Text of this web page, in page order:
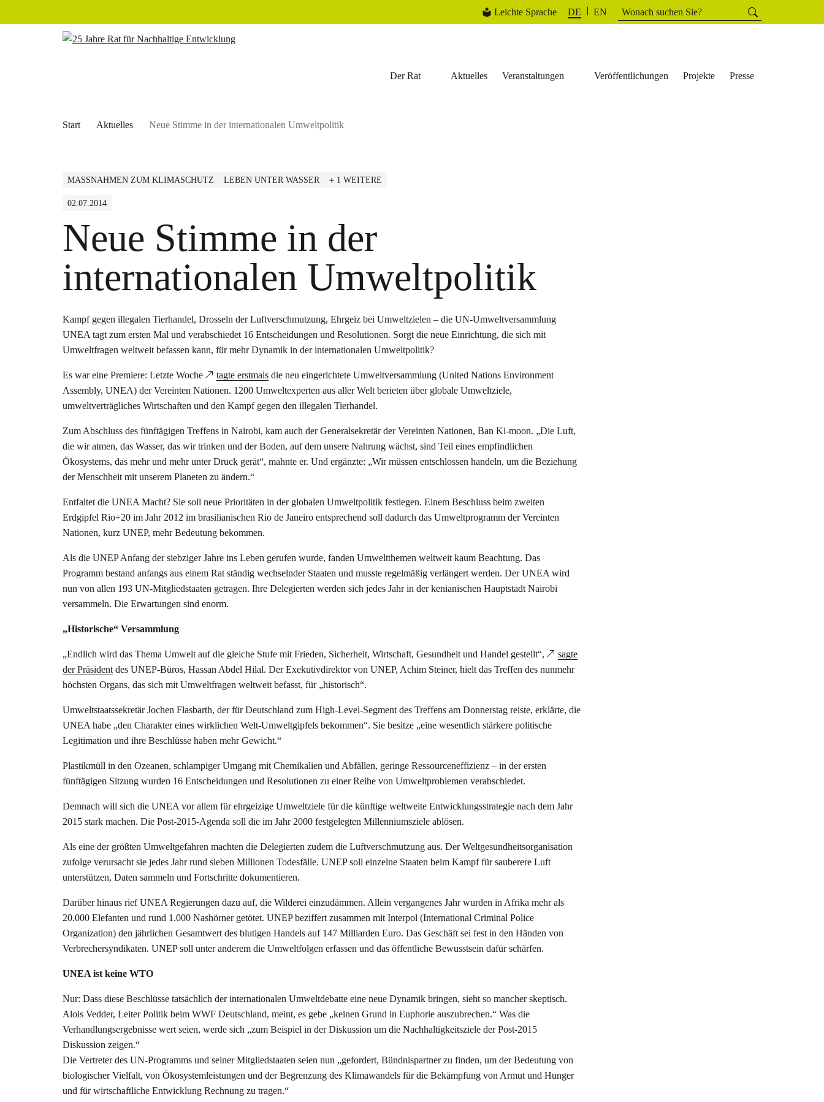
Suchen
nach:
Suchen
DE EN
Leichte Sprache
Der Rat Aktuelles Veranstaltungen Veröffentlichungen Projekte Presse
Start Aktuelles Neue Stimme in der internationalen Umweltpolitik
MASSNAHMEN ZUM KLIMASCHUTZ LEBEN UNTER WASSER 1 WEITERE
02.07.2014
Neue Stimme in der
internationalen Umweltpolitik
Kampf gegen illegalen Tierhandel, Drosseln der Luftverschmutzung, Ehrgeiz bei Umweltzielen – die UN-Umweltversammlung
UNEA tagt zum ersten Mal und verabschiedet 16 Entscheidungen und Resolutionen. Sorgt die neue Einrichtung, die sich mit
Umweltfragen weltweit befassen kann, für mehr Dynamik in der internationalen Umweltpolitik?
Es war eine Premiere: Letzte Woche tagte erstmals die neu eingerichtete Umweltversammlung (United Nations Environment
Assembly, UNEA) der Vereinten Nationen. 1200 Umweltexperten aus aller Welt berieten über globale Umweltziele,
umweltverträgliches Wirtschaften und den Kampf gegen den illegalen Tierhandel.
Zum Abschluss des fünftägigen Treffens in Nairobi, kam auch der Generalsekretär der Vereinten Nationen, Ban Ki-moon. „Die Luft,
die wir atmen, das Wasser, das wir trinken und der Boden, auf dem unsere Nahrung wächst, sind Teil eines empfindlichen
Ökosystems, das mehr und mehr unter Druck gerät“, mahnte er. Und ergänzte: „Wir müssen entschlossen handeln, um die Beziehung
der Menschheit mit unserem Planeten zu ändern.“
Entfaltet die UNEA Macht? Sie soll neue Prioritäten in der globalen Umweltpolitik festlegen. Einem Beschluss beim zweiten
Erdgipfel Rio+20 im Jahr 2012 im brasilianischen Rio de Janeiro entsprechend soll dadurch das Umweltprogramm der Vereinten
Nationen, kurz UNEP, mehr Bedeutung bekommen.
Als die UNEP Anfang der siebziger Jahre ins Leben gerufen wurde, fanden Umweltthemen weltweit kaum Beachtung. Das
Programm bestand anfangs aus einem Rat ständig wechselnder Staaten und musste regelmäßig verlängert werden. Der UNEA wird
nun von allen 193 UN-Mitgliedstaaten getragen. Ihre Delegierten werden sich jedes Jahr in der kenianischen Hauptstadt Nairobi
versammeln. Die Erwartungen sind enorm.
„Historische“ Versammlung
„Endlich wird das Thema Umwelt auf die gleiche Stufe mit Frieden, Sicherheit, Wirtschaft, Gesundheit und Handel gestellt“,
sagte
der Präsident des UNEP-Büros, Hassan Abdel Hilal. Der Exekutivdirektor von UNEP, Achim Steiner, hielt das Treffen des nunmehr
höchsten Organs, das sich mit Umweltfragen weltweit befasst, für „historisch“.
Umweltstaatssekretär Jochen Flasbarth, der für Deutschland zum High-Level-Segment des Treffens am Donnerstag reiste, erklärte, die
UNEA habe „den Charakter eines wirklichen Welt-Umweltgipfels bekommen“. Sie besitze „eine wesentlich stärkere politische
Legitimation und ihre Beschlüsse haben mehr Gewicht.“
Plastikmüll in den Ozeanen, schlampiger Umgang mit Chemikalien und Abfällen, geringe Ressourceneffizienz – in der ersten
fünftägigen Sitzung wurden 16 Entscheidungen und Resolutionen zu einer Reihe von Umweltproblemen verabschiedet.
Demnach will sich die UNEA vor allem für ehrgeizige Umweltziele für die künftige weltweite Entwicklungsstrategie nach dem Jahr
2015 stark machen. Die Post-2015-Agenda soll die im Jahr 2000 festgelegten Millenniumsziele ablösen.
Als eine der größten Umweltgefahren machten die Delegierten zudem die Luftverschmutzung aus. Der Weltgesundheitsorganisation
zufolge verursacht sie jedes Jahr rund sieben Millionen Todesfälle. UNEP soll einzelne Staaten beim Kampf für sauberere Luft
unterstützen, Daten sammeln und Fortschritte dokumentieren.
Darüber hinaus rief UNEA Regierungen dazu auf, die Wilderei einzudämmen. Allein vergangenes Jahr wurden in Afrika mehr als
20.000 Elefanten und rund 1.000 Nashörner getötet. UNEP beziffert zusammen mit Interpol (International Criminal Police
Organization) den jährlichen Gesamtwert des blutigen Handels auf 147 Milliarden Euro. Das Geschäft sei fest in den Händen von
Verbrechersyndikaten. UNEP soll unter anderem die Umweltfolgen erfassen und das öffentliche Bewusstsein dafür schärfen.
UNEA ist keine WTO
Nur: Dass diese Beschlüsse tatsächlich der internationalen Umweltdebatte eine neue Dynamik bringen, sieht so mancher skeptisch.
Alois Vedder, Leiter Politik beim WWF Deutschland, meint, es gebe „keinen Grund in Euphorie auszubrechen.“ Was die
Verhandlungsergebnisse wert seien, werde sich „zum Beispiel in der Diskussion um die Nachhaltigkeitsziele der Post-2015
Diskussion zeigen.“
Die Vertreter des UN-Programms und seiner Mitgliedstaaten seien nun „gefordert, Bündnispartner zu finden, um der Bedeutung von
biologischer Vielfalt, von Ökosystemleistungen und der Begrenzung des Klimawandels für die Bekämpfung von Armut und Hunger
und für wirtschaftliche Entwicklung Rechnung zu tragen.“